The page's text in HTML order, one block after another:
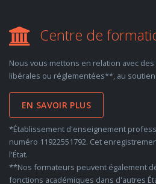
Centre de
Nous vous mettons en relation avec
libérales ou réglementées**, au
EN SAVOIR PLUS
*Établissement d'enseignement
numéro 11922551792. Cet
l'État.
**Nos formateurs peuvent également
fonctions académiques dans d'autres